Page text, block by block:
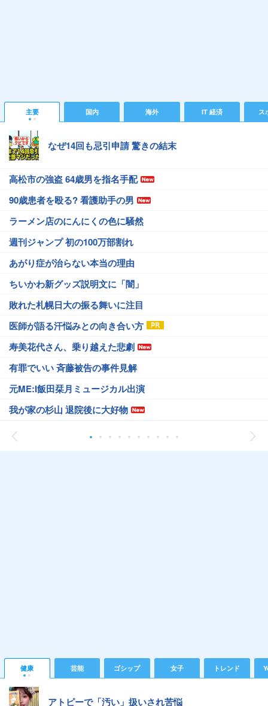
主要 国内 海外 IT 経済 ス
なぜ14回も忌引申請 驚きの結末
高松市の強盗 64歳男を指名手配
90歳患者を殴る? 看護助手の男
ラーメン店のにんにくの色に騒然
週刊ジャンプ 初の100万部割れ
あがり症が治らない本当の理由
ちいかわ新グッズ説明文に「闇」
敗れた札幌日大の振る舞いに注目
医師が語る汗悩みとの向き合い方
寿美花代さん、乗り越えた悲劇
有罪でいい 斉藤被告の事件見解
元ME:I飯田栞月ミュージカル出演
我が家の杉山 退院後に大好物
健康 芸能 ゴシップ 女子 トレンド
アトピーで「汚い」扱いされ苦悩